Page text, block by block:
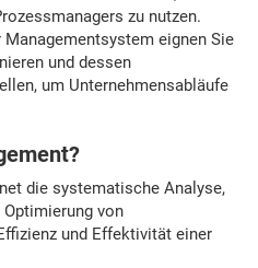
zu nutzen.
Managementsystem eignen Sie
und dessen
um Unternehmensabläufe
die systematische Analyse,
Optimierung von
und Effektivität einer